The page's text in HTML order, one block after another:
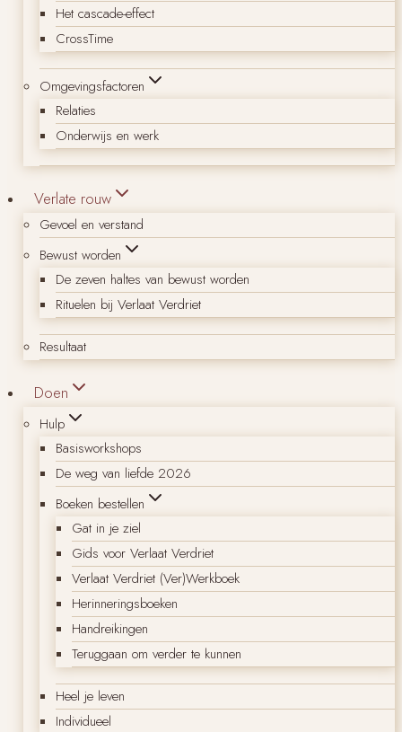
Het cascade-effect
CrossTime
Omgevingsfactoren
Relaties
Onderwijs en werk
Verlate rouw
Gevoel en verstand
Bewust worden
De zeven haltes van bewust worden
Rituelen bij Verlaat Verdriet
Resultaat
Doen
Hulp
Basisworkshops
De weg van liefde 2026
Boeken bestellen
Gat in je ziel
Gids voor Verlaat Verdriet
Verlaat Verdriet (Ver)Werkboek
Herinneringsboeken
Handreikingen
Teruggaan om verder te kunnen
Heel je leven
Individueel